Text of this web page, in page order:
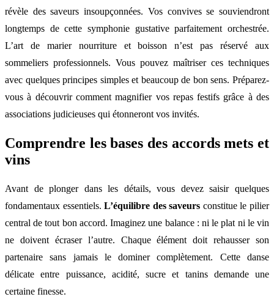
révèle des saveurs insoupçonnées. Vos convives se souviendront
longtemps de cette symphonie gustative parfaitement orchestrée.
L’art de marier nourriture et boisson n’est pas réservé aux
sommeliers professionnels. Vous pouvez maîtriser ces techniques
avec quelques principes simples et beaucoup de bon sens. Préparez-
vous à découvrir comment magnifier vos repas festifs grâce à des
associations judicieuses qui étonneront vos invités.
Comprendre les bases des accords mets et
vins
Avant de plonger dans les détails, vous devez saisir quelques
fondamentaux essentiels.L’équilibre des saveurs constitue le pilier
central de tout bon accord. Imaginez une balance : ni le plat ni le vin
ne doivent écraser l’autre. Chaque élément doit rehausser son
partenaire sans jamais le dominer complètement. Cette danse
délicate entre puissance, acidité, sucre et tanins demande une
certaine finesse.